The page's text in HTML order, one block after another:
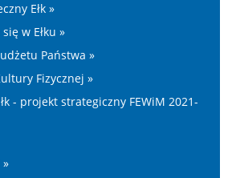
Ełk »
w Ełku »
Państwa »
Fizycznej »
- projekt strategiczny FEWiM 2021-